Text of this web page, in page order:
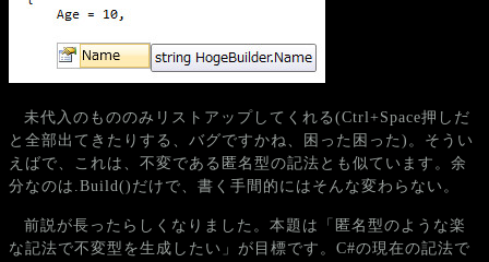
未代入のもののみリストアップしてくれる(Ctrl+Space押しだ
と全部出てきたりする、バグですかね、困った困った)。そうい
えばで、これは、不変である匿名型の記法とも似ています。余
分なのは.Build()だけで、書く手間的にはそんな変わらない。
前説が長ったらしくなりました。本題は「匿名型のような楽
な記法で不変型を生成したい」が目標です。C#の現在の記法で